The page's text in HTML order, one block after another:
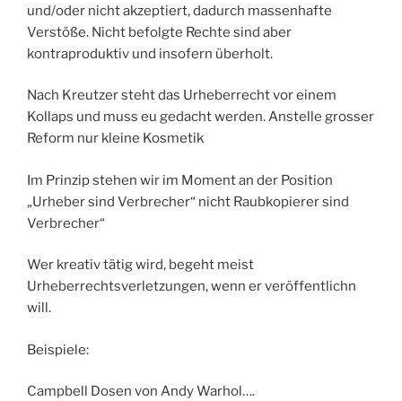
und/oder nicht akzeptiert, dadurch massenhafte
Verstöße. Nicht befolgte Rechte sind aber
kontraproduktiv und insofern überholt.
Nach Kreutzer steht das Urheberrecht vor einem
Kollaps und muss eu gedacht werden. Anstelle grosser
Reform nur kleine Kosmetik
Im Prinzip stehen wir im Moment an der Position
„Urheber sind Verbrecher“ nicht Raubkopierer sind
Verbrecher“
Wer kreativ tätig wird, begeht meist
Urheberrechtsverletzungen, wenn er veröffentlichn
will.
Beispiele:
Campbell Dosen von Andy Warhol….